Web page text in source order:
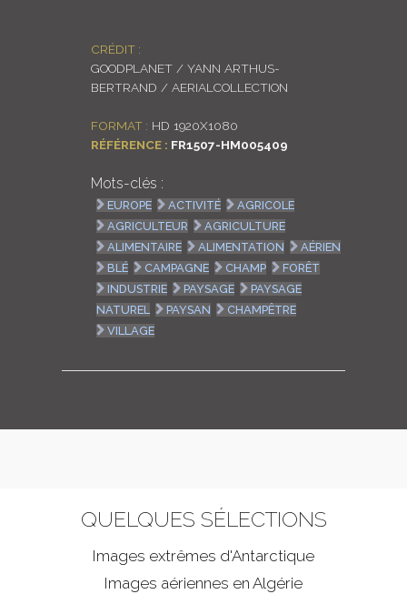
CRÉDIT :
GOODPLANET / YANN ARTHUS-
BERTRAND / AERIALCOLLECTION
FORMAT : HD 1920X1080
RÉFÉRENCE : FR1507-HM005409
Mots-clés :
EUROPE ACTIVITÉ
AGRICOLE
AGRICULTEUR
AGRICULTURE
ALIMENTAIRE
ALIMENTATION
AÉRIEN
BLÉ
CAMPAGNE CHAMP
FORÊT
INDUSTRIE
PAYSAGE
PAYSAGE
NATUREL
PAYSAN
CHAMPÊTRE
VILLAGE
QUELQUES SÉLECTIONS
Images extrêmes d'Antarctique
Images aériennes en Algérie